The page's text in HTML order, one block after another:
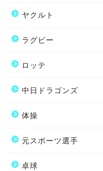
ヤクルト
ラグビー
ロッテ
中日ドラゴンズ
体操
元スポーツ選手
卓球